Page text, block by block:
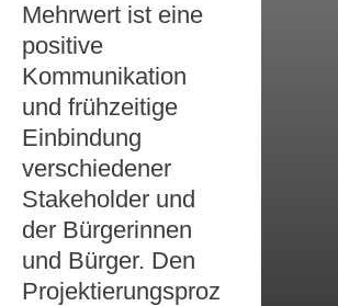
Mehrwert ist eine
positive
Kommunikation
und frühzeitige
Einbindung
verschiedener
Stakeholder und
der Bürgerinnen
und Bürger. Den
Projektierungsproz